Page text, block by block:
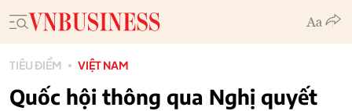
TIÊU ĐIỂM VIỆT NAM
Quốc hội thông qua Nghị quyết